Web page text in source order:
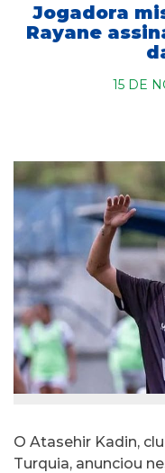
Jogadora
Rayane
15 DE
O Atasehir Kadin,
Turquia, anunciou